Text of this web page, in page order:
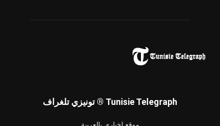
تونيزي تلغراف ® Tunisie Telegraph